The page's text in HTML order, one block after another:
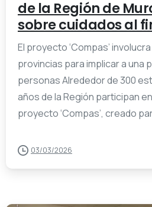
de la Región de
sobre cuidados al
El proyecto ‘Compas’
provincias para implicar a una
personas Alrededor de 300
años de la Región participan
proyecto ‘Compas’, creado
03/03/2026